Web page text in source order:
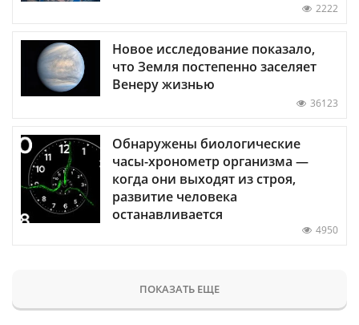
2222
Новое исследование показало,
что Земля постепенно заселяет
Венеру жизнью
36123
Обнаружены биологические
часы-хронометр организма —
когда они выходят из строя,
развитие человека
останавливается
4950
ПОКАЗАТЬ ЕЩЕ